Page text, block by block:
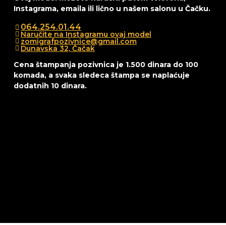
Instagrama, emaila ili lično u našem salonu u Čačku.
064.254.01.44
Naručite na Instagramu ovaj model
zomigrafpozivnice@gmail.com
Dunavska 32, Čačak
Cena štampanja pozivnica je 1.500 dinara do 100
komada, a svaka sledeca štampa se naplaćuje
dodatnih 10 dinara.